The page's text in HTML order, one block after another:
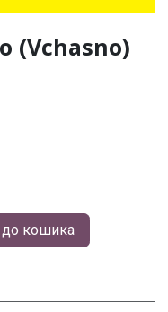
(Vchasno)
кошика